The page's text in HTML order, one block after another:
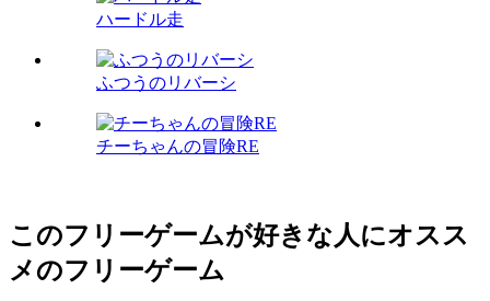
ハードル走
ふつうのリバーシ
チーちゃんの冒険RE
このフリーゲームが好きな人にオスス
メのフリーゲーム